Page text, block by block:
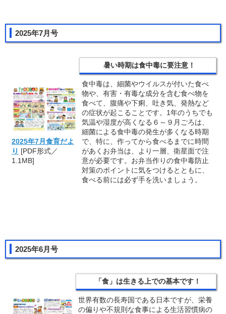
2025年7月号
2025年7月食育だよ
り [PDF形式／
1.1MB]
暑い時期は食中毒に要注意！
食中毒は、細菌やウイルスが付いた食べ
物や、有害・有毒な成分を含む食べ物を
食べて、腹痛や下痢、吐き気、発熱など
の症状が起こることです。1年のうちでも
気温や湿度が高くなる６～９月ごろは、
細菌による食中毒の発生が多くなる時期
で、特に、作ってから食べるまでに時間
があくお弁当は、より一層、衛星面で注
意が必要です。お弁当作りの食中毒防止
対策のポイントに気をつけるとともに、
食べる前には必ず手を洗いましょう。
2025年6月号
「食」は生きる上での基本です！
世界有数の長寿国である日本ですが、栄養
の偏りや不規則な食事による生活習慣病の